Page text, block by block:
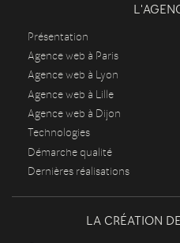
Présentation
Agence web à Paris
Agence web à Lyon
Agence web à Lille
Agence web à Dijon
Technologies
Démarche qualité
Dernières réalisations
LA CRÉATION